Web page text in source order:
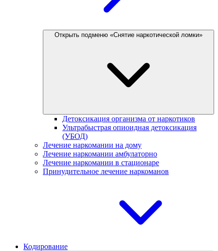
Открыть подменю «Снятие наркотической ломки»
Детоксикация организма от наркотиков
Ультрабыстрая опиоидная детоксикация
(УБОД)
Лечение наркомании на дому
Лечение наркомании амбулаторно
Лечение наркомании в стационаре
Принудительное лечение наркоманов
Кодирование